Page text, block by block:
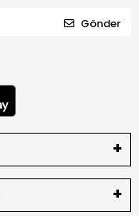
Gönder